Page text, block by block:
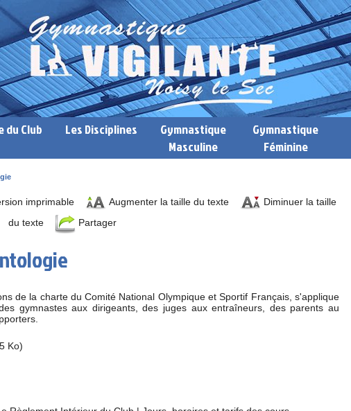
du Club Les Disciplines
Gymnastique
Masculine
Gymnastique
Féminine
imprimable Augmenter la taille du texte
Diminuer la taille
du texte
Partager
de la charte du Comité National Olympique et Sportif Français, s'applique
gymnastes aux dirigeants, des juges aux entraîneurs, des parents au
Ko)